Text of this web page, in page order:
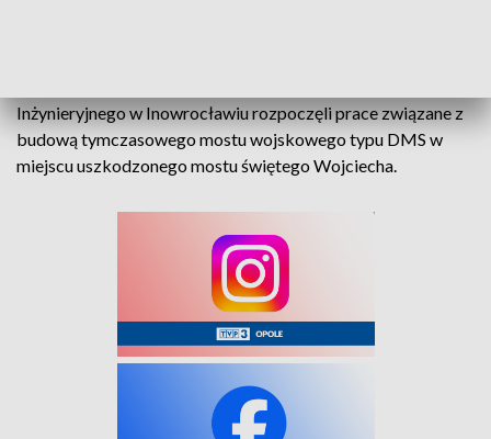
Inżynieryjnego w Inowrocławiu rozpoczęli prace związane z
budową tymczasowego mostu wojskowego typu DMS w
miejscu uszkodzonego mostu świętego Wojciecha.